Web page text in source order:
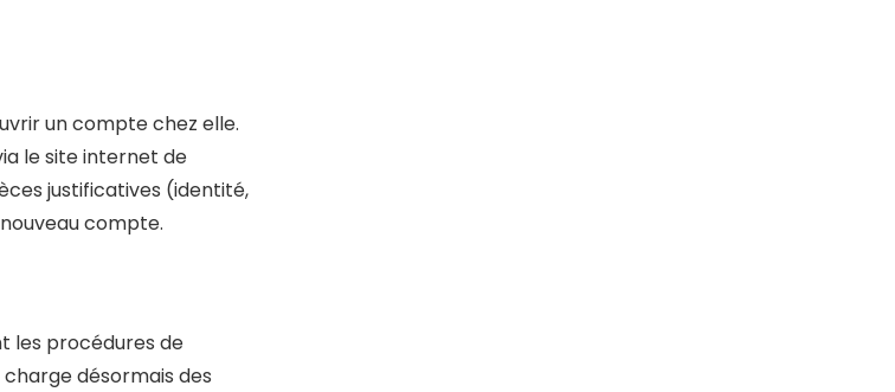
un compte chez elle.
le site internet de
justificatives (identité,
compte.
les procédures de
désormais des